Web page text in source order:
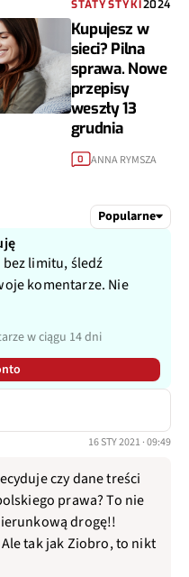
STATYSTYKI2024
Kupujesz w
sieci? Pilna
sprawa. Nowe
przepisy
weszły 13
grudnia
0 ANNA RYMSZA
Popularne
limitu, śledź
komentarze. Nie
w ciągu 14 dni
16 STY 2021 · 09:49
czy dane treści
prawa? To nie
drogę!!
tak jak Ziobro, to nikt